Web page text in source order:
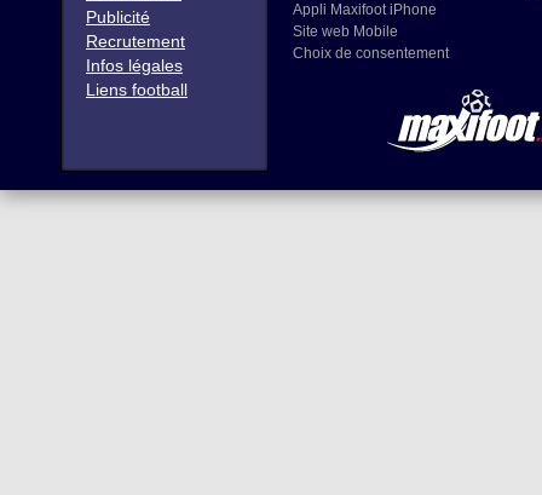
Publicité
Recrutement
Infos légales
Liens football
Appli Maxifoot iPhone
Site web Mobile
Choix de consentement